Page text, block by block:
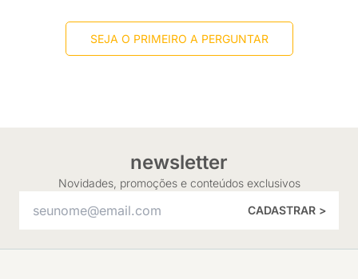
SEJA O PRIMEIRO A PERGUNTAR
newsletter
Novidades, promoções e conteúdos exclusivos
CADASTRAR >